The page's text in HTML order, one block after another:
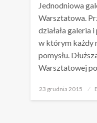
Jednodniowa
Warsztatowa.
działała galeria
w którym każdy
pomysłu.
Warsztatowej
Opublikowane
23 grudnia 2015